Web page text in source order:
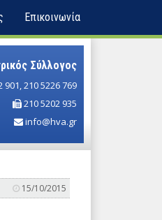
Επικοινωνία
Σύλλογος
901,210 5226 769
210 5202 935
info@hva.gr
15/10/2015